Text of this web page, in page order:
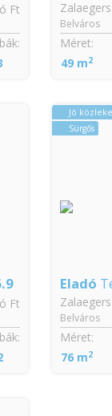
Ft
Belváros
Méret:
49 m2
Ft
Jó
Sürgős
Eladó
Belváros
Méret:
76 m2